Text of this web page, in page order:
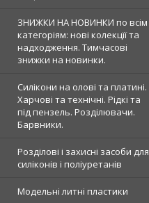
ЗНИЖКИ НА НОВИНКИ по всім
категоріям: нові колекцїї та
надходження. Тимчасові
знижки на новинки.
Силікони на олові та платині.
Харчові та технічні. Рідкі та
під пензель. Розділювачи.
Барвники.
Розділові і захисні засоби для
силіконів і поліуретанів
Модельні литні пластики